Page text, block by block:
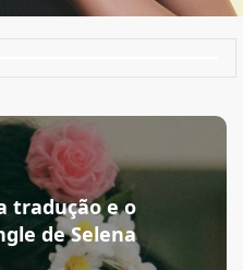
tradução e o
de Selena